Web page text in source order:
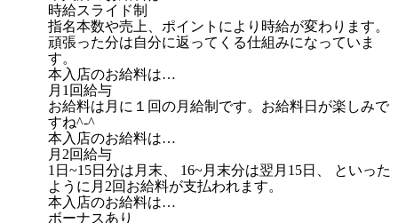
時給スライド制
指名本数や売上、ポイントにより時給が変わります。
頑張った分は自分に返ってくる仕組みになっていま
す。
本入店のお給料は…
月1回給与
お給料は月に１回の月給制です。お給料日が楽しみで
すね^-^
本入店のお給料は…
月2回給与
1日~15日分は月末、 16~月末分は翌月15日、 といった
ように月2回お給料が支払われます。
本入店のお給料は…
ボーナスあり